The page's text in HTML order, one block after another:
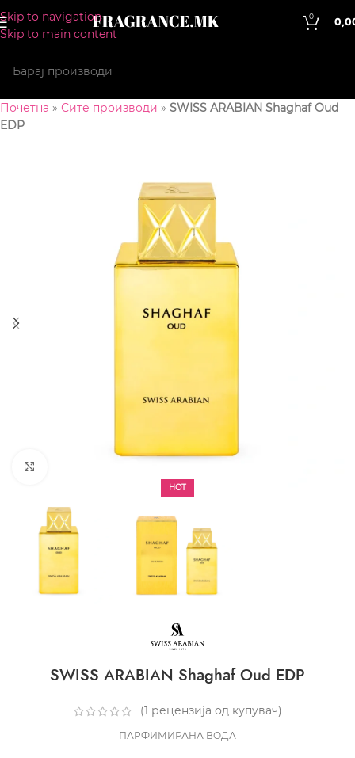
Skip to navigation
Skip to main content
0
Почетна » Сите производи » SWISS ARABIAN Shaghaf Oud
EDP
HOT
SWISS ARABIAN Shaghaf Oud EDP
(1 рецензија од купувач)
ПАРФИМИРАНА ВОДА